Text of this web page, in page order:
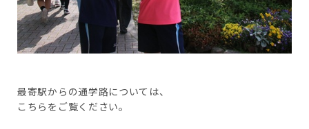
最寄駅からの通学路については、
こちらをご覧ください。